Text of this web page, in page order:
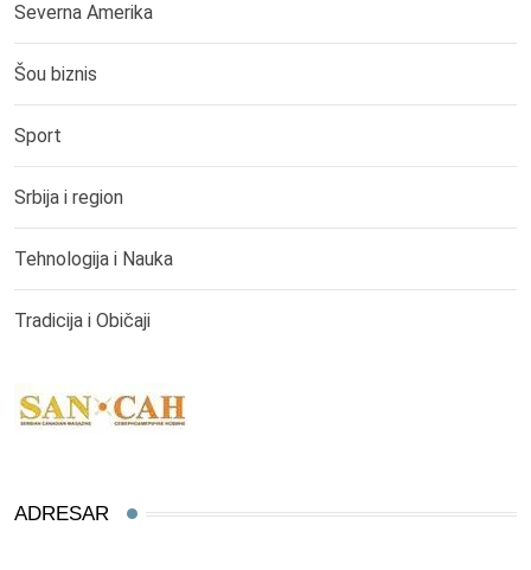
Severna Amerika
Šou biznis
Sport
Srbija i region
Tehnologija i Nauka
Tradicija i Običaji
ADRESAR